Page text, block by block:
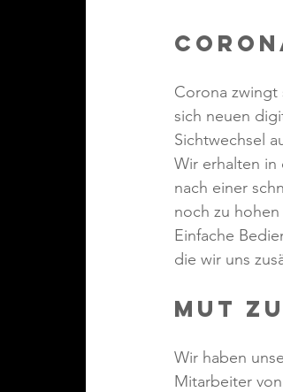
Corona
sich neuen
Sichtwechsel
Wir erhalten in
nach einer
noch zu
Einfache
die wir uns
Mut
Wir haben
Mitarbeiter